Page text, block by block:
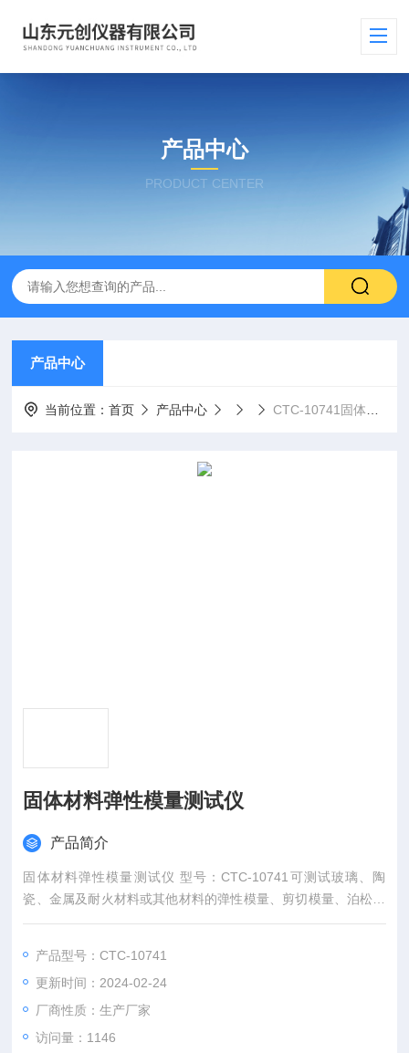
产品中心
PRODUCT CENTER
产品中心
当前位置：首页 产品中心 CTC-10741固体材料弹性模量测试仪
固体材料弹性模量测试仪
产品简介
固体材料弹性模量测试仪 型号：CTC-10741可测试玻璃、陶
瓷、金属及耐火材料或其他材料的弹性模量、剪切模量、泊松比
和内耗等材料常数、重复率98%以上。操作方便，精度高。也可
产品型号：CTC-10741
更新时间：2024-02-24
厂商性质：生产厂家
访问量：1146